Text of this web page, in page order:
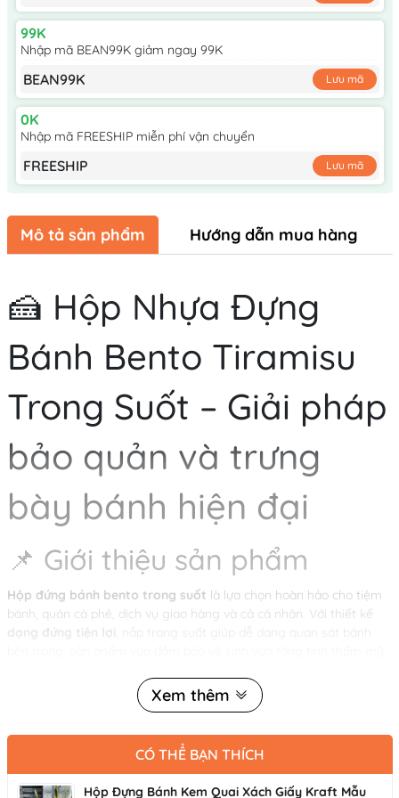
99K
Nhập mã BEAN99K giảm ngay 99K
BEAN99K Lưu mã
0K
Nhập mã FREESHIP miễn phí vận chuyển
FREESHIP Lưu mã
Mô tả sản phẩm Hướng dẫn mua hàng
🍰 Hộp Nhựa Đựng
Bánh Bento Tiramisu
Trong Suốt – Giải pháp
bảo quản và trưng
bày bánh hiện đại
📌 Giới thiệu sản phẩm
Hộp đứng bánh bento trong suốt là lựa chọn hoàn hảo cho tiệm
bánh, quán cà phê, dịch vụ giao hàng và cả cá nhân. Với thiết kế
dạng đứng tiện lợi
🔑Đặcđiểmnổibật
Thiết kế: phù hợp cho bánh ngọt, bánh kem mini, sushi hoặc
Xem thêm
CÓ THỂ BẠN THÍCH
Hộp Đựng Bánh Kem Quai Xách Giấy Kraft Mẫu